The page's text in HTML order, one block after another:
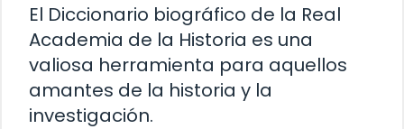
El Diccionario biográfico de la Real
Academia de la Historia es una
valiosa herramienta para aquellos
amantes de la historia y la
investigación.